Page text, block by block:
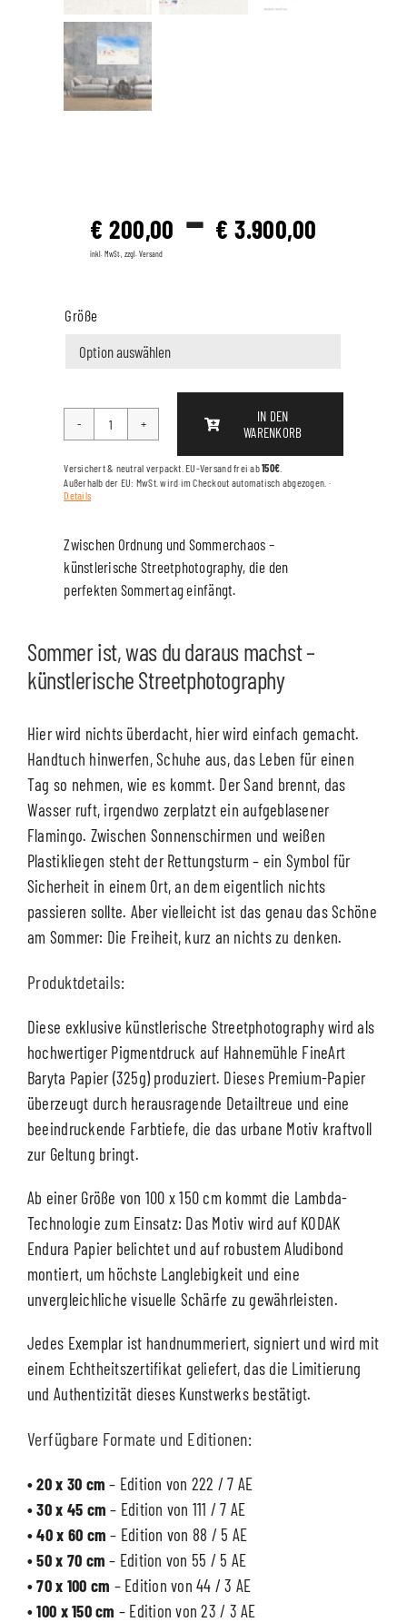
€ 200,00 – € 3.900,00
inkl. MwSt., zzgl. Versand
Größe
ITALIAN
Menge
IN DEN
WARENKORB
Versichert & neutral verpackt. EU-Versand frei ab150€
Außerhalb der EU: MwSt. wird im Checkout automatisch abgezogen. ·
Details
Zwischen Ordnung und Sommerchaos –
künstlerische Streetphotography, die den
perfekten Sommertag einfängt.
Sommer ist, was du daraus machst –
künstlerische Streetphotography
Hier wird nichts überdacht, hier wird einfach gemacht.
Handtuch hinwerfen, Schuhe aus, das Leben für einen
Tag so nehmen, wie es kommt. Der Sand brennt, das
Wasser ruft, irgendwo zerplatzt ein aufgeblasener
Flamingo. Zwischen Sonnenschirmen und weißen
Plastikliegen steht der Rettungsturm – ein Symbol für
Sicherheit in einem Ort, an dem eigentlich nichts
passieren sollte. Aber vielleicht ist das genau das Schöne
am Sommer: Die Freiheit, kurz an nichts zu denken.
Produktdetails:
Diese exklusive künstlerische Streetphotography wird als
hochwertiger Pigmentdruck auf Hahnemühle FineArt
Baryta Papier (325g) produziert. Dieses Premium-Papier
überzeugt durch herausragende Detailtreue und eine
beeindruckende Farbtiefe, die das urbane Motiv kraftvoll
zur Geltung bringt.
Ab einer Größe von 100 x 150 cm kommt die Lambda-
Technologie zum Einsatz: Das Motiv wird auf KODAK
Endura Papier belichtet und auf robustem Aludibond
montiert, um höchste Langlebigkeit und eine
unvergleichliche visuelle Schärfe zu gewährleisten.
Jedes Exemplar ist handnummeriert, signiert und wird mit
einem Echtheitszertifikat geliefert, das die Limitierung
und Authentizität dieses Kunstwerks bestätigt.
Verfügbare Formate und Editionen:
• 20 x 30 cm – Edition von 222 / 7 AE
• 30 x 45 cm – Edition von 111 / 7 AE
• 40 x 60 cm – Edition von 88 / 5 AE
• 50 x 70 cm – Edition von 55 / 5 AE
• 70 x 100 cm – Edition von 44 / 3 AE
• 100 x 150 cm – Edition von 23 / 3 AE